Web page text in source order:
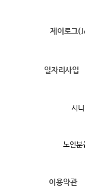
제이로그
일자리사업
시
노인분
이용약관